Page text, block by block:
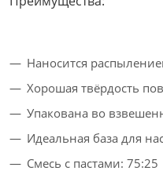
Наносится
Хорошая твёрдость
Упакована во
Идеальная база для
Смесь с пастами: 75:25